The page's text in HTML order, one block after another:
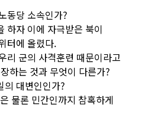
동당 소속인가?
하자 이에 자극받은 북이
터에 올렸다.
리 군의 사격훈련 때문이라고
하는 것과 무엇이 다른가?
의 대변인인가?
물론 민간인까지 참혹하게